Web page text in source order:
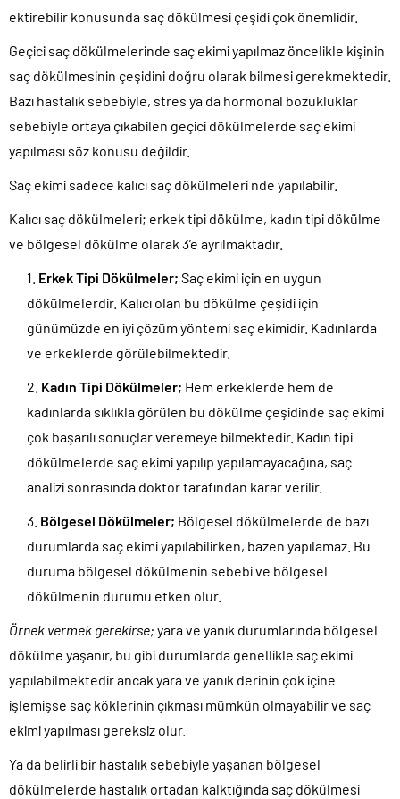
ektirebilir konusunda saç dökülmesi çeşidi çok önemlidir.
Geçici saç dökülmelerinde saç ekimi yapılmaz öncelikle kişinin
saç dökülmesinin çeşidini doğru olarak bilmesi gerekmektedir.
Bazı hastalık sebebiyle, stres ya da hormonal bozukluklar
sebebiyle ortaya çıkabilen geçici dökülmelerde saç ekimi
yapılması söz konusu değildir.
Saç ekimi sadece kalıcı saç dökülmeleri nde yapılabilir.
Kalıcı saç dökülmeleri; erkek tipi dökülme, kadın tipi dökülme
ve bölgesel dökülme olarak 3’e ayrılmaktadır.
Erkek Tipi Dökülmeler; Saç ekimi için en uygun
dökülmelerdir. Kalıcı olan bu dökülme çeşidi için
günümüzde en iyi çözüm yöntemi saç ekimidir. Kadınlarda
ve erkeklerde görülebilmektedir.
Kadın Tipi Dökülmeler; Hem erkeklerde hem de
kadınlarda sıklıkla görülen bu dökülme çeşidinde saç ekimi
çok başarılı sonuçlar veremeye bilmektedir. Kadın tipi
dökülmelerde saç ekimi yapılıp yapılamayacağına, saç
analizi sonrasında doktor tarafından karar verilir.
Bölgesel Dökülmeler; Bölgesel dökülmelerde de bazı
durumlarda saç ekimi yapılabilirken, bazen yapılamaz. Bu
duruma bölgesel dökülmenin sebebi ve bölgesel
dökülmenin durumu etken olur.
Örnek vermek gerekirse; yara ve yanık durumlarında bölgesel
dökülme yaşanır, bu gibi durumlarda genellikle saç ekimi
yapılabilmektedir ancak yara ve yanık derinin çok içine
işlemişse saç köklerinin çıkması mümkün olmayabilir ve saç
ekimi yapılması gereksiz olur.
Ya da belirli bir hastalık sebebiyle yaşanan bölgesel
dökülmelerde hastalık ortadan kalktığında saç dökülmesi